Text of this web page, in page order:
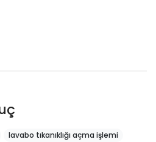
lavabo tıkanıklığı açma işlemi